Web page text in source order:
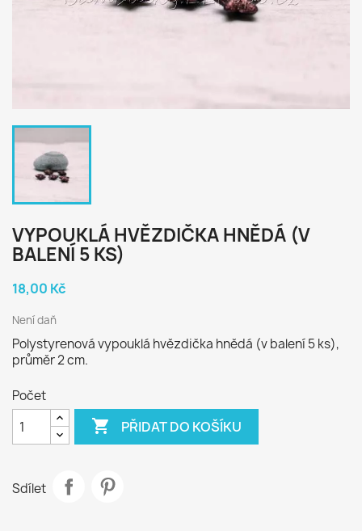
VYPOUKLÁ HVĚZDIČKA HNĚDÁ (V
BALENÍ 5 KS)
18,00 Kč
Není daň
Polystyrenová vypouklá hvězdička hnědá (v balení 5 ks),
průměr 2 cm.
Počet
 PŘIDAT DO KOŠÍKU
Sdílet